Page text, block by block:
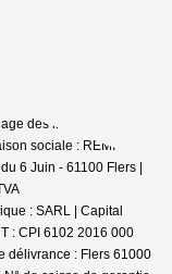
des informations
sociale : REMI
6 Juin - 61100 Flers |
: SARL | Capital
: CPI 6102 2016 000
délivrance : Flers 61000